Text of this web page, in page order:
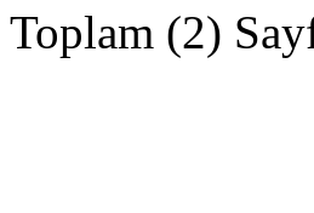
Toplam (2)